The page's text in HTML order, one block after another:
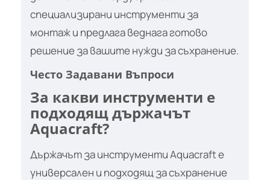
специализирани инструменти за
монтаж и предлага веднага готово
решение за вашите нужди за съхранение.
Често Задавани Въпроси
За какви инструменти е
подходящ държачът
Aquacraft?
Държачът за инструменти Aquacraft е
универсален и подходящ за съхранение